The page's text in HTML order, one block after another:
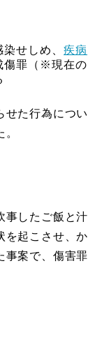
染せしめ、 疾病
傷罪（※現在の
せた行為につい
したご飯と汁
を起こさせ、か
事案で、傷害罪